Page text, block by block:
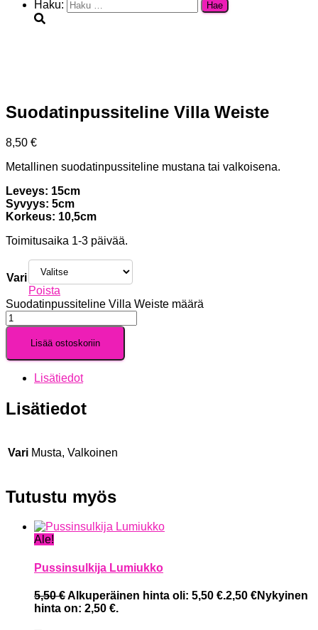
Haku:
Suodatinpussiteline Villa Weiste
8,50 €
Metallinen suodatinpussiteline mustana tai valkoisena.
Leveys: 15cm
Syvyys: 5cm
Korkeus: 10,5cm
Toimitusaika 1-3 päivää.
Vari
Poista
Suodatinpussiteline Villa Weiste määrä
Lisää ostoskoriin
Lisätiedot
Lisätiedot
Vari Musta, Valkoinen
Tutustu myös
Ale!
Pussinsulkija Lumiukko
5,50€Alkuperäinen hinta oli: 5,50 €.2,50 €Nykyinen
hinta on: 2,50 €.